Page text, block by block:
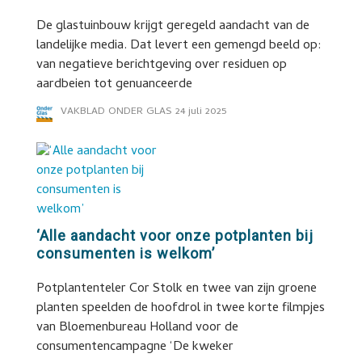
De glastuinbouw krijgt geregeld aandacht van de
landelijke media. Dat levert een gemengd beeld op:
van negatieve berichtgeving over residuen op
aardbeien tot genuanceerde
VAKBLAD ONDER GLAS 24 juli 2025
‘Alle aandacht voor onze potplanten bij
consumenten is welkom’
Potplantenteler Cor Stolk en twee van zijn groene
planten speelden de hoofdrol in twee korte filmpjes
van Bloemenbureau Holland voor de
consumentencampagne ‘De kweker